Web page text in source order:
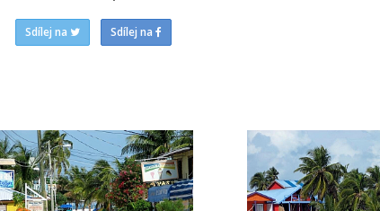
Sdílej na Sdílej na